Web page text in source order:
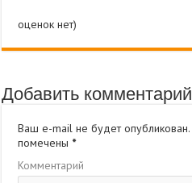
оценок нет)
Добавить комментарий
Ваш e-mail не будет опубликован.
помечены *
Комментарий